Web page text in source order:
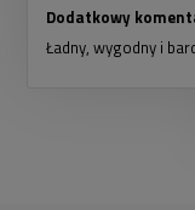
Dodatkowy
Ładny, wygodny i